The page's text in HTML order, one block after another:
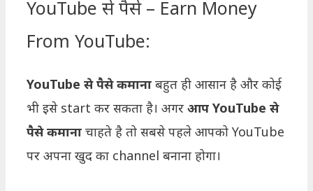
YouTube से पैसे – Earn Money
From YouTube:
YouTube से पैसे कमाना बहुत ही आसान है और कोई
भी इसे start कर सकता है। अगर आप YouTube से
पैसे कमाना चाहते है तो सबसे पहले आपको YouTube
पर अपना खुद का channel बनाना होगा।